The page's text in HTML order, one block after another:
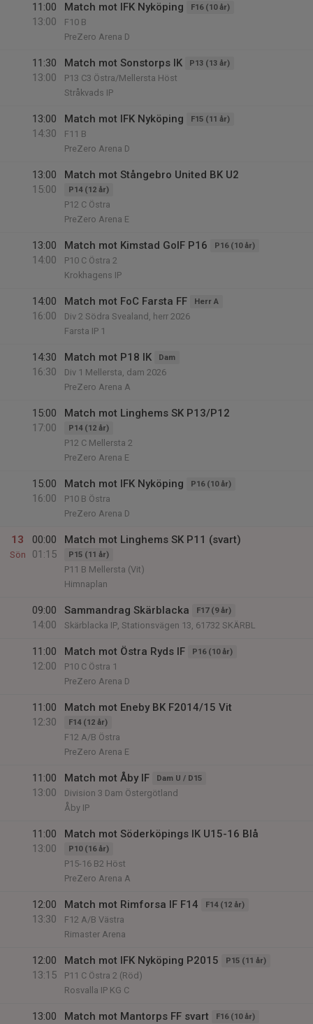
11:00
13:00
Match mot IFK Nyköping F16 (10 år)
F10 B
PreZero Arena D
11:30
13:00
Match mot Sonstorps IK P13 (13 år)
P13 C3 Östra/Mellersta Höst
Stråkvads IP
13:00
14:30
Match mot IFK Nyköping F15 (11 år)
F11 B
PreZero Arena D
13:00
15:00
Match mot Stångebro United BK U2
P14 (12 år)
P12 C Östra
PreZero Arena E
13:00
14:00
Match mot Kimstad GoIF P16 P16 (10 år)
P10 C Östra 2
Krokhagens IP
14:00
16:00
Match mot FoC Farsta FF Herr A
Div 2 Södra Svealand, herr 2026
Farsta IP 1
14:30
16:30
Match mot P18 IK Dam
Div 1 Mellersta, dam 2026
PreZero Arena A
15:00
17:00
Match mot Linghems SK P13/P12
P14 (12 år)
P12 C Mellersta 2
PreZero Arena E
15:00
16:00
Match mot IFK Nyköping P16 (10 år)
P10 B Östra
PreZero Arena D
13
Sön
00:00
01:15
Match mot Linghems SK P11 (svart)
P15 (11 år)
P11 B Mellersta (Vit)
Himnaplan
09:00
14:00
Sammandrag Skärblacka F17 (9 år)
Skärblacka IP, Stationsvägen 13, 61732 SKÄRBL
11:00
12:00
Match mot Östra Ryds IF P16 (10 år)
P10 C Östra 1
PreZero Arena D
11:00
12:30
Match mot Eneby BK F2014/15 Vit
F14 (12 år)
F12 A/B Östra
PreZero Arena E
11:00
13:00
Match mot Åby IF Dam U / D15
Division 3 Dam Östergötland
Åby IP
11:00
13:00
Match mot Söderköpings IK U15-16 Blå
P10 (16 år)
P15-16 B2 Höst
PreZero Arena A
12:00
13:30
Match mot Rimforsa IF F14 F14 (12 år)
F12 A/B Västra
Rimaster Arena
12:00
13:15
Match mot IFK Nyköping P2015 P15 (11 år)
P11 C Östra 2 (Röd)
Rosvalla IP KG C
13:00
Match mot Mantorps FF svart F16 (10 år)